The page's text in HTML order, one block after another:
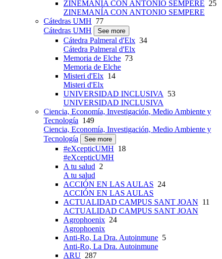
ZINEMANÍA CON ANTONIO SEMPERE 25
ZINEMANÍA CON ANTONIO SEMPERE
Cátedras UMH 77
Cátedras UMH
See more
Cátedra Palmeral d'Elx 34
Cátedra Palmeral d'Elx
Memoria de Elche 73
Memoria de Elche
Misteri d'Elx 14
Misteri d'Elx
UNIVERSIDAD INCLUSIVA
53
UNIVERSIDAD INCLUSIVA
Ciencia, Economía, Investigación, Medio Ambiente y
Tecnología 149
Ciencia, Economía, Investigación, Medio Ambiente y
Tecnología
See more
#eXcepticUMH 18
#eXcepticUMH
A tu salud 2
A tu salud
ACCIÓN EN LAS AULAS 24
ACCIÓN EN LAS AULAS
ACTUALIDAD CAMPUS SANT JOAN 11
ACTUALIDAD CAMPUS SANT JOAN
Agrophoenix 24
Agrophoenix
Anti-Ro, La Dra. Autoinmune 5
Anti-Ro, La Dra. Autoinmune
ARU 287